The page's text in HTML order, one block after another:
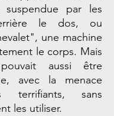
par les
le dos, ou
une machine
le corps. Mais
aussi être
avec la menace
terrifiants, sans
les utiliser.